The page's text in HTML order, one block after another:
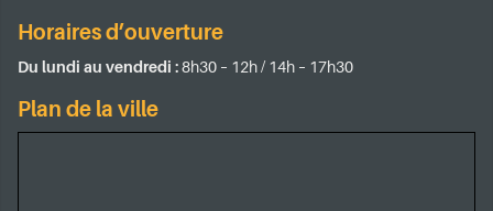
Horaires d’ouverture
Du lundi au vendredi :8h30 – 12h / 14h – 17h30
Plan de la ville